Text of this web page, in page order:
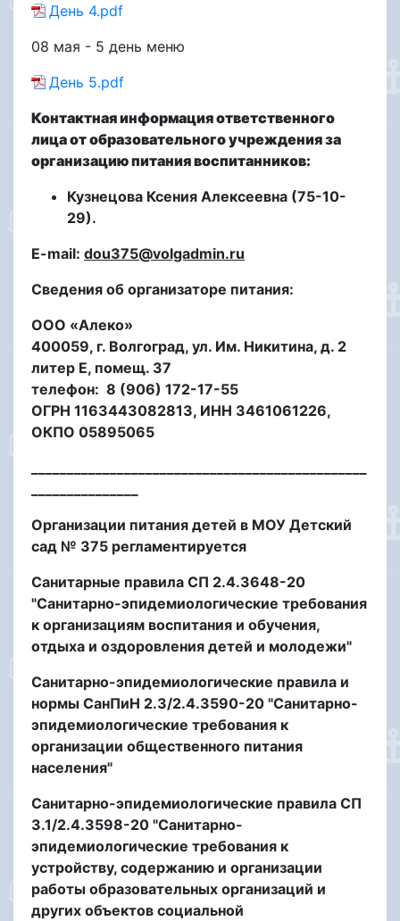
День 4.pdf
08 мая - 5 день меню
День 5.pdf
Контактная информация ответственного
лица от образовательного учреждения за
организацию питания воспитанников:
Кузнецова Ксения Алексеевна (75-10-
29).
E-mail: dou375@volgadmin.ru
Сведения об организаторе питания:
OOO «Алеко»
400059, г. Волгоград, ул. Им. Никитина, д. 2
литер Е, помещ. 37
телефон: 8 (906) 172-17-55
ОГРН 1163443082813, ИНН 3461061226,
ОКПО 05895065
Организации питания детей в МОУ Детский
сад № 375 регламентируется
Санитарные правила СП 2.4.3648-20
"Санитарно-эпидемиологические требования
к организациям воспитания и обучения,
отдыха и оздоровления детей и молодежи"
Санитарно-эпидемиологические правила и
нормы СанПиН 2.3/2.4.3590-20 "Санитарно-
эпидемиологические требования к
организации общественного питания
населения"
Санитарно-эпидемиологические правила СП
3.1/2.4.3598-20 "Санитарно-
эпидемиологические требования к
устройству, содержанию и организации
работы образовательных организаций и
других объектов социальной